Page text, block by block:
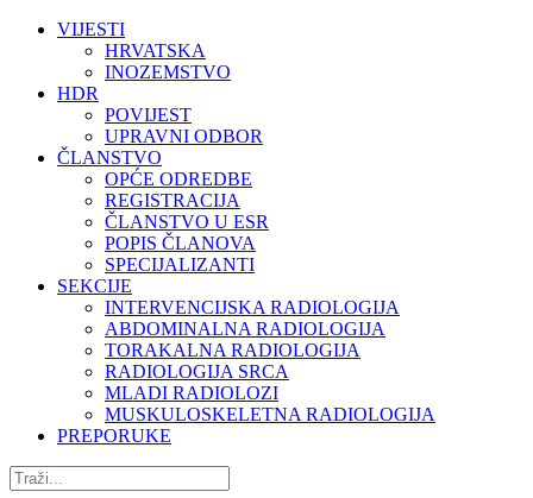
VIJESTI
HRVATSKA
INOZEMSTVO
HDR
POVIJEST
UPRAVNI ODBOR
ČLANSTVO
OPĆE ODREDBE
REGISTRACIJA
ČLANSTVO U ESR
POPIS ČLANOVA
SPECIJALIZANTI
SEKCIJE
INTERVENCIJSKA RADIOLOGIJA
ABDOMINALNA RADIOLOGIJA
TORAKALNA RADIOLOGIJA
RADIOLOGIJA SRCA
MLADI RADIOLOZI
MUSKULOSKELETNA RADIOLOGIJA
PREPORUKE